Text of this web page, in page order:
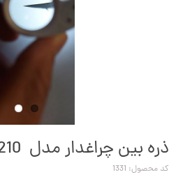
ذره بین چراغدار مدل MG210
کد محصول: 1331